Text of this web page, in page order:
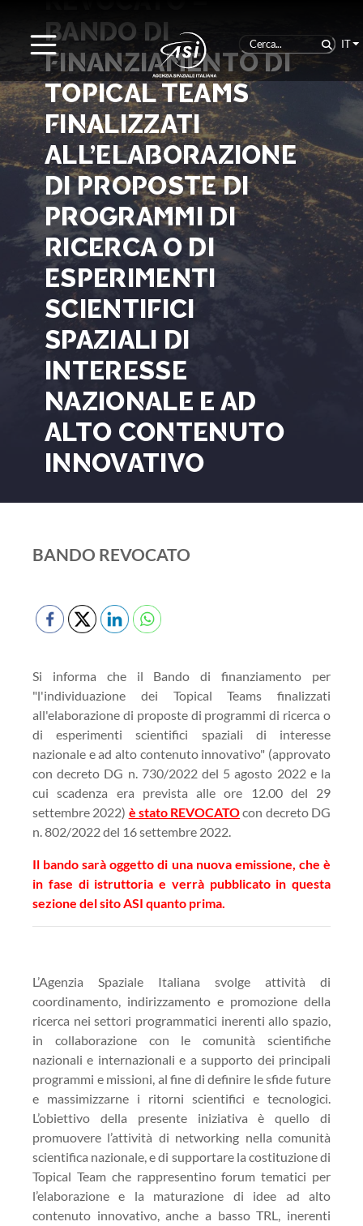
IT
BANDO DI
FINANZIAMENTO DI
TOPICAL TEAMS
FINALIZZATI
ALL’ELABORAZIONE
DI PROPOSTE DI
PROGRAMMI DI
RICERCA O DI
ESPERIMENTI
SCIENTIFICI
SPAZIALI DI
INTERESSE
NAZIONALE E AD
ALTO CONTENUTO
INNOVATIVO
BANDO REVOCATO
Si informa che il Bando di finanziamento per
"l'individuazione dei Topical Teams finalizzati
all'elaborazione di proposte di programmi di ricerca o
di esperimenti scientifici spaziali di interesse
nazionale e ad alto contenuto innovativo" (approvato
con decreto DG n. 730/2022 del 5 agosto 2022 e la
cui scadenza era prevista alle ore 12.00 del 29
settembre 2022) è stato REVOCATOcon decreto DG
n. 802/2022 del 16 settembre 2022.
Il bando sarà oggetto di una nuova emissione, che è
in fase di istruttoria e verrà pubblicato in questa
sezione del sito ASI quanto prima.
L’Agenzia Spaziale Italiana svolge attività di
coordinamento, indirizzamento e promozione della
ricerca nei settori programmatici inerenti allo spazio,
in collaborazione con le comunità scientifiche
nazionali e internazionali e a supporto dei principali
programmi e missioni, al fine di definire le sfide future
e massimizzarne i ritorni scientifici e tecnologici.
L’obiettivo della presente iniziativa è quello di
promuovere l’attività di networking nella comunità
scientifica nazionale, e di supportare la costituzione di
Topical Team che rappresentino forum tematici per
l’elaborazione e la maturazione di idee ad alto
contenuto innovativo, anche a basso TRL, inerenti